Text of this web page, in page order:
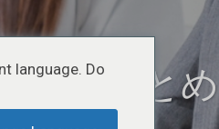
ー・まとめ
language. Do